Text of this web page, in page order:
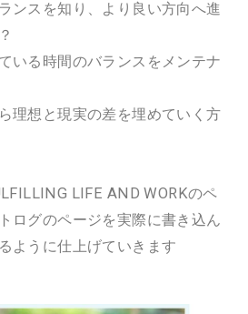
ンスを知り、より良い方向へ進
る時間のバランスをメンテナ
理想と現実の差を埋めていく方
LIFE AND WORKのペ
ログのページを実際に書き込ん
ように仕上げていきます